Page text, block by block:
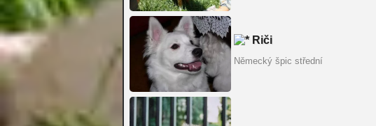
Riči
Německý špic střední